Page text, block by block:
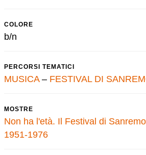
COLORE
b/n
PERCORSI TEMATICI
MUSICA– FESTIVAL DI
MOSTRE
Non ha l'età. Il Festival di
1951-1976